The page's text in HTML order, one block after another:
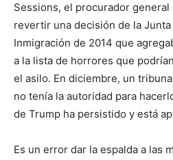
Sessions, el procurador
revertir una decisión de la
Inmigración de 2014 que
a la lista de horrores que
el asilo. En diciembre, un
no tenía la autoridad para
de Trump ha persistido y está
Es un error dar la espalda a las